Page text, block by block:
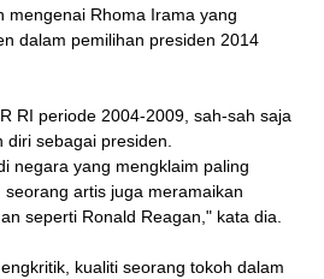
mengenai Rhoma Irama yang
dalam pemilihan presiden 2014
RI periode 2004-2009, sah-sah saja
sebagai presiden.
negara yang mengklaim paling
artis juga meramaikan
seperti Ronald Reagan," kata dia.
kualiti seorang tokoh dalam